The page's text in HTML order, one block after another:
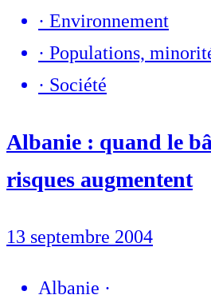
· Environnement
· Populations,
· Société
Albanie : quand le
risques augmentent
13 septembre 2004
Albanie ·